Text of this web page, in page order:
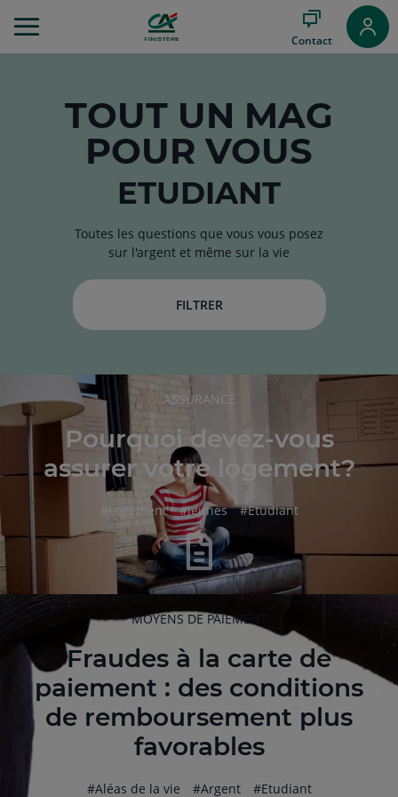
au
Contact
TOUT UN MAG
POUR VOUS
ETUDIANT
Toutes les questions que vous vous posez
sur l'argent et même sur la vie
FILTRER
RUBRIQUE
L'ARTICLE
ASSURANCE
Pourquoi devez-vous
assurer votre logement?
hashtag
#Logement hashtag
#Jeunes hashtag
#Etudiant
RUBRIQUE
L'ARTICLE
MOYENS DE PAIEMENT
Fraudes à la carte de
paiement : des conditions
de remboursement plus
favorables
hashtag
#Aléas de la vie hashtag
#Argent hashtag
#Etudiant